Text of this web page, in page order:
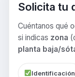
Solicita tu
Cuéntanos qué
si indicas zona
planta baja/
Identificación